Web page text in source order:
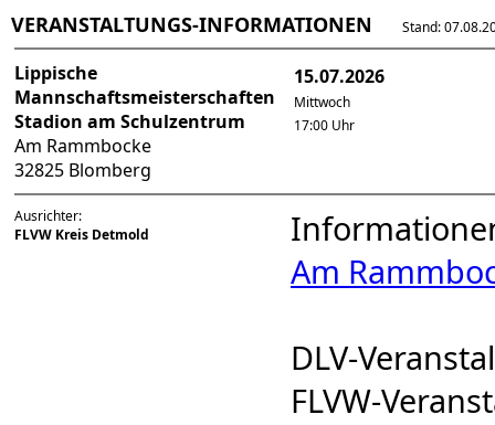
VERANSTALTUNGS-INFORMATIONEN Stand:
Lippische
Mannschaftsmeisterschaften
Stadion am Schulzentrum
Am Rammbocke
32825 Blomberg
15.07.2026
Mittwoch
17:00 Uhr
Ausrichter:
FLVW Kreis Detmold
Am
DLV-
FLVW-